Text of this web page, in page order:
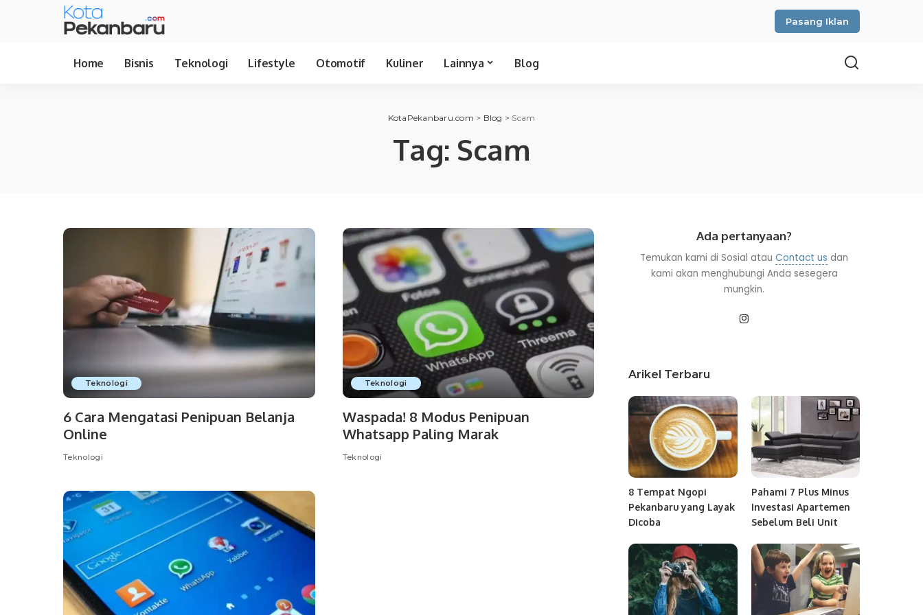
Pasang Iklan
Home Bisnis Teknologi Lifestyle Otomotif Kuliner Lainnya Blog
KotaPekanbaru.com > Blog > Scam
Tag: Scam
Teknologi
6 Cara Mengatasi Penipuan Belanja
Online
Teknologi
Teknologi
Waspada! 8 Modus Penipuan
Whatsapp Paling Marak
Teknologi
Ada pertanyaan?
Temukan kami di Sosial atauContact us dan
kami akan menghubungi Anda sesegera
mungkin.
Arikel Terbaru
8 Tempat Ngopi
Pekanbaru yang Layak
Dicoba
Pahami 7 Plus Minus
Investasi Apartemen
Sebelum Beli Unit